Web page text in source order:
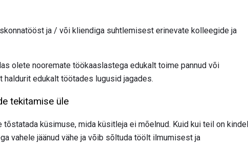
ja / või kliendiga suhtlemisest erinevate kolleegide ja
olete nooremate töökaaslastega edukalt toime pannud või
haldurit edukalt töötades lugusid jagades.
tekitamise üle
küsimuse, mida küsitleja ei mõelnud. Kuid kui teil on kindel
vahele jäänud vähe ja võib sõltuda töölt ilmumisest ja